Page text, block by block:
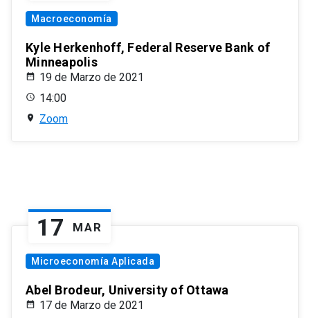
Macroeconomía
Kyle Herkenhoff, Federal Reserve Bank of
Minneapolis
19 de Marzo de 2021
14:00
Zoom
17 MAR
Microeconomía Aplicada
Abel Brodeur, University of Ottawa
17 de Marzo de 2021